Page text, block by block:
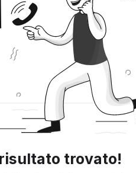
trovato!